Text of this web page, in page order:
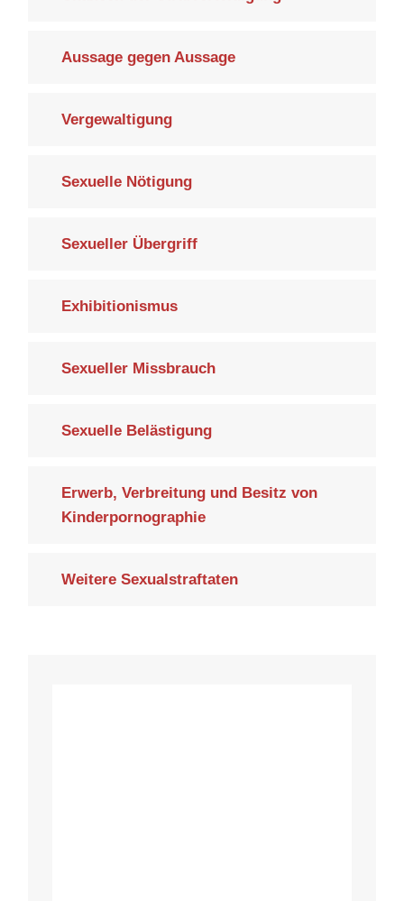
Aussage gegen Aussage
Vergewaltigung
Sexuelle Nötigung
Sexueller Übergriff
Exhibitionismus
Sexueller Missbrauch
Sexuelle Belästigung
Erwerb, Verbreitung und Besitz von
Kinderpornographie
Weitere Sexualstraftaten